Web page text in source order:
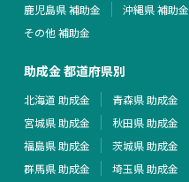
鹿児島県 補助金
沖縄県 補助金
その他 補助金
助成金 都道府県別
北海道 助成金 青森県 助成金
宮城県 助成金
秋田県 助成金
福島県 助成金
茨城県 助成金
群馬県 助成金
埼玉県 助成金